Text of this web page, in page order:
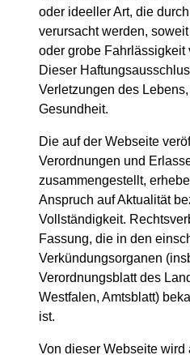
oder ideeller Art, die
verursacht werden,
oder grobe Fahrlässigkeit
Dieser
Verletzungen des
Gesundheit.
Die auf der Webseite
Verordnungen und
zusammengestellt,
Anspruch auf Aktualität
Vollständigkeit.
Fassung, die in den
Verkündungsorganen
Verordnungsblatt des
Westfalen, Amtsblatt)
ist.
Von dieser Webseite wird